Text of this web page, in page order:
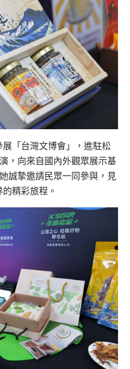
「台灣文博會」，進駐松
，向來自國內外觀眾展示基
誠摯邀請民眾一同參與，見
精彩旅程。